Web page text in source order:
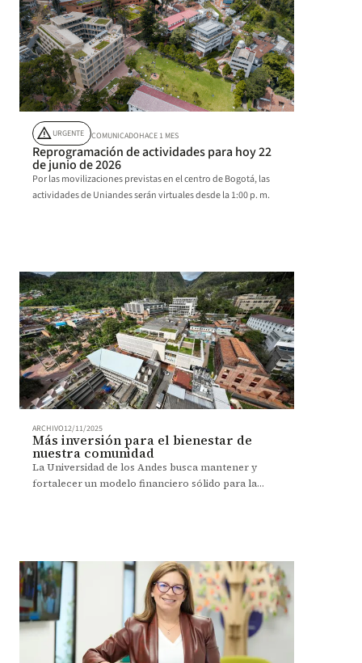
warningURGENTE COMUNICADOHACE 1 MES
Reprogramación de actividades para hoy 22
de junio de 2026
Por las movilizaciones previstas en el centro de Bogotá, las
actividades de Uniandes serán virtuales desde la 1:00 p. m.
ARCHIVO12/11/2025
Más inversión para el bienestar de
nuestra comunidad
La Universidad de los Andes busca mantener y
fortalecer un modelo financiero sólido para la